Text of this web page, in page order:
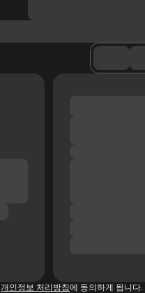
개인정보 처리방침에 동의하게 됩니다.